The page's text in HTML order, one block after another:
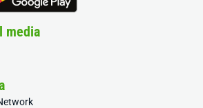
media